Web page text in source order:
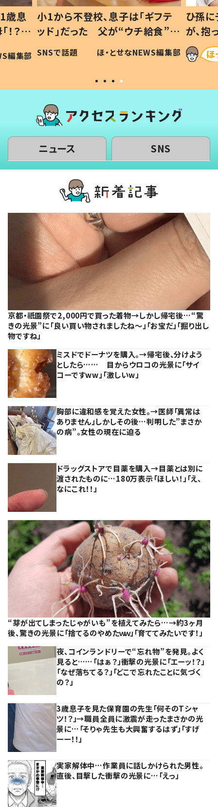
歳息
？」
編集部
小1から不登校、息子は「ギフテ
ッド」だった 父が“ウチ給食”を
作り続ける理由とは #令和の親
#令和の子
SNSで話題 ほ・とせなNEWS編集部
ひ孫
が、
「涙が
い」
ニュース SNS
京都・祇園祭で2,000円で買った着物→しかし帰宅後…“驚
きの光景”に「良い買い物されましたね～」「お宝だ」「掘り出し
物ですね」
ミスドでドーナツを購入。→帰宅後、分けよう
としたら…… 目からウロコの光景に「サイ
コーですww」「激しいw」
胸部に違和感を覚えた女性。→医師「異常は
ありません」しかしその後…判明した”まさか
の病”。女性の現在に迫る
ドラッグストアで目薬を購入→目薬とは別に
渡されたものに…180万表示「ほしい！」「え、
なにこれ！！」
“芽が出てしまったじゃがいも”を植えてみたら…→約3ヶ月
後、驚きの光景に「捨てるのやめたｗｗ」「育ててみたいです！」
夜、コインランドリーで“忘れ物”を発見。よく
見ると……「はぁ？」衝撃の光景に「エーッ！？」
「なぜ落ちてる？」「どこで忘れたことに気づく
の？」
3歳息子を見た保育園の先生「何そのTシャ
ツ！？」→職員全員に激震が走ったまさかの光
景に…「そりゃ先生も大興奮するはず」「すげ
ーー！！」
実家解体中…作業員に話しかけられた男性。
直後、目撃した衝撃の光景に…「えっ」